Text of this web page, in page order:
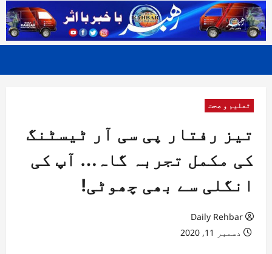
تعلیم و صحت
تیز رفتار پی سی آر ٹیسٹنگ
کی مکمل تجربہ گاہ… آپ کی
انگلی سے بھی چھوٹی!
Daily Rehbar
دسمبر 11, 2020